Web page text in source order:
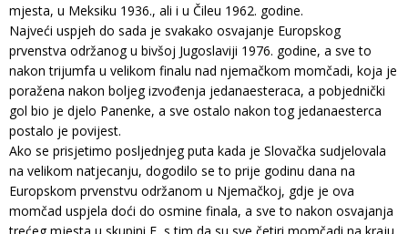
mjesta, u Meksiku 1936., ali i u Čileu 1962. godine.
Najveći uspjeh do sada je svakako osvajanje Europskog
prvenstva održanog u bivšoj Jugoslaviji 1976. godine, a sve to
nakon trijumfa u velikom finalu nad njemačkom momčadi, koja je
poražena nakon boljeg izvođenja jedanaesteraca, a pobjednički
gol bio je djelo Panenke, a sve ostalo nakon tog jedanaesterca
postalo je povijest.
Ako se prisjetimo posljednjeg puta kada je Slovačka sudjelovala
na velikom natjecanju, dogodilo se to prije godinu dana na
Europskom prvenstvu održanom u Njemačkoj, gdje je ova
momčad uspjela doći do osmine finala, a sve to nakon osvajanja